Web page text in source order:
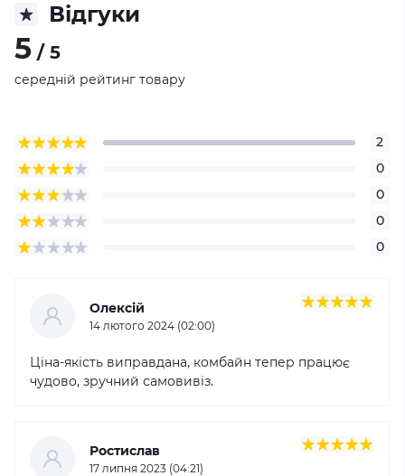
Відгуки
5 / 5
середній рейтинг товару
2
0
0
0
0
Олексій
14 лютого 2024 (02:00)
Ціна-якість виправдана, комбайн тепер працює
чудово, зручний самовивіз.
Ростислав
17 липня 2023 (04:21)